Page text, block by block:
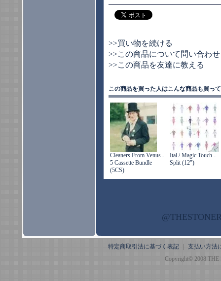
>>買い物を続ける
>>この商品について問い合わ
>>この商品を友達に教える
この商品を買った人はこんな商品も買っ
Cleaners From Venus -
5 Cassette Bundle
(5CS)
Ital / Magic Touch -
Split (12")
特定商取引法に基づく表記
支払い方法
Copyright© 2008 THE